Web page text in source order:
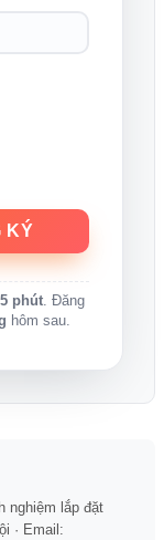
5 phút. Đăng
hôm sau.
nghiệm lắp đặt
· Email: